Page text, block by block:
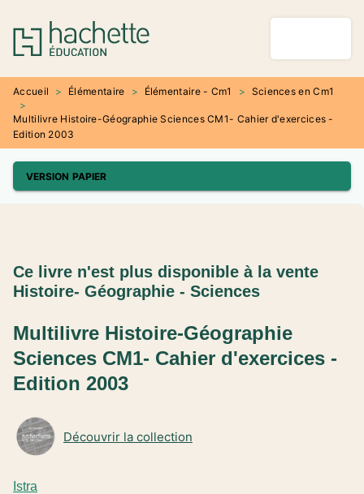
MENU RECHERCHE
PIED DE PAGE
Accueil > Élémentaire > Élémentaire - Cm1 > Sciences en Cm1
>
Multilivre Histoire-Géographie Sciences CM1- Cahier d'exercices -
Edition 2003
VERSION PAPIER
Istra
Découvrir la collection
Multilivre Histoire-Géographie
Sciences CM1- Cahier d'exercices -
Edition 2003
Ce livre n'est plus disponible à la vente
Histoire- Géographie - Sciences